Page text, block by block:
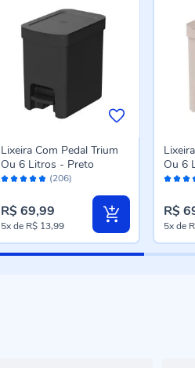
Avaliação: (206)
Lixeira Com Pedal Trium
Ou 6 Litros - Preto
R$ 69,99
5xde R$ 13,99
Ou 6
R$
5xde